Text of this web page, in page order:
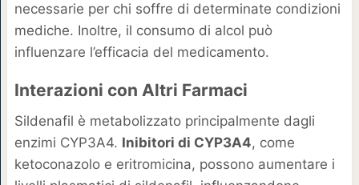
necessarie per chi soffre di determinate condizioni
mediche. Inoltre, il consumo di alcol può
influenzare l’efficacia del medicamento.
Interazioni con Altri Farmaci
Sildenafil è metabolizzato principalmente dagli
enzimi CYP3A4. Inibitori di CYP3A4, come
ketoconazolo e eritromicina, possono aumentare i